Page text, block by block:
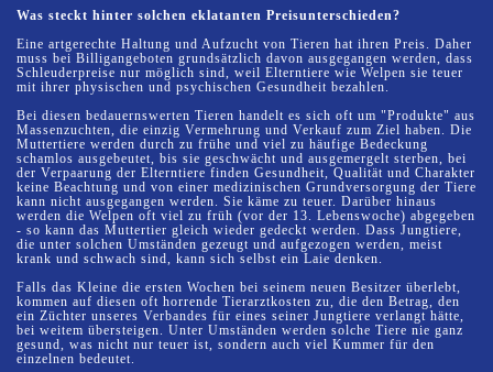
Was steckt hinter solchen eklatanten Preisunterschieden?
Eine artgerechte Haltung und Aufzucht von Tieren hat ihren Preis. Daher
muss bei Billigangeboten grundsätzlich davon ausgegangen werden, dass
Schleuderpreise nur möglich sind, weil Elterntiere wie Welpen sie teuer
mit ihrer physischen und psychischen Gesundheit bezahlen.
Bei diesen bedauernswerten Tieren handelt es sich oft um "Produkte" aus
Massenzuchten, die einzig Vermehrung und Verkauf zum Ziel haben. Die
Muttertiere werden durch zu frühe und viel zu häufige Bedeckung
schamlos ausgebeutet, bis sie geschwächt und ausgemergelt sterben, bei
der Verpaarung der Elterntiere finden Gesundheit, Qualität und Charakter
keine Beachtung und von einer medizinischen Grundversorgung der Tiere
kann nicht ausgegangen werden. Sie käme zu teuer. Darüber hinaus
werden die Welpen oft viel zu früh (vor der 13. Lebenswoche) abgegeben
- so kann das Muttertier gleich wieder gedeckt werden. Dass Jungtiere,
die unter solchen Umständen gezeugt und aufgezogen werden, meist
krank und schwach sind, kann sich selbst ein Laie denken.
Falls das Kleine die ersten Wochen bei seinem neuen Besitzer überlebt,
kommen auf diesen oft horrende Tierarztkosten zu, die den Betrag, den
ein Züchter unseres Verbandes für eines seiner Jungtiere verlangt hätte,
bei weitem übersteigen. Unter Umständen werden solche Tiere nie ganz
gesund, was nicht nur teuer ist, sondern auch viel Kummer für den
einzelnen bedeutet.